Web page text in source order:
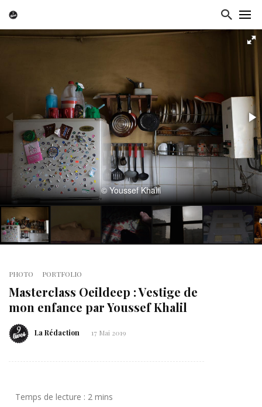
© Youssef Khalil
PHOTO PORTFOLIO
Masterclass Oeildeep : Vestige de
mon enfance par Youssef Khalil
La Rédaction 17 Mai 2019